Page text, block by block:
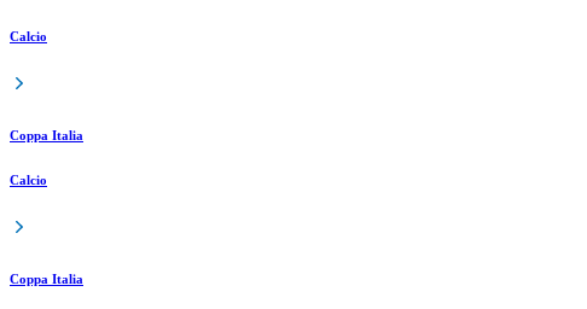
Calcio
Coppa Italia
Calcio
Coppa Italia